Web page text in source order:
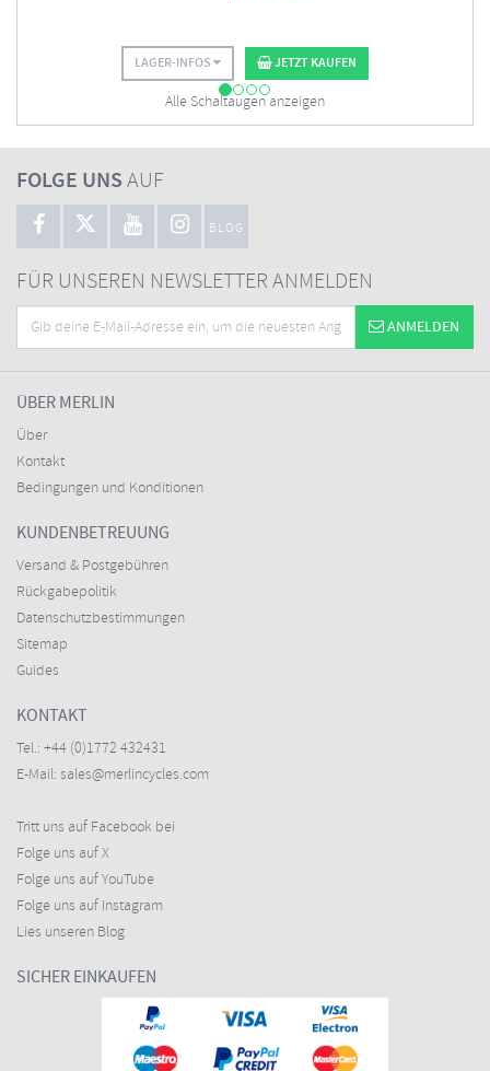
LAGER-INFOS JETZT KAUFEN
Alle Schaltaugen anzeigen
FOLGE UNSAUF
BLOG
FÜR UNSEREN NEWSLETTER ANMELDEN
ANMELDEN
ÜBER MERLIN
Über
Kontakt
Bedingungen und Konditionen
KUNDENBETREUUNG
Versand & Postgebühren
Rückgabepolitik
Datenschutzbestimmungen
Sitemap
Guides
KONTAKT
Tel.: +44 (0)1772 432431
E-Mail: sales@merlincycles.com
Tritt uns auf Facebook bei
Folge uns auf X
Folge uns auf YouTube
Folge uns auf Instagram
Lies unseren Blog
SICHER EINKAUFEN